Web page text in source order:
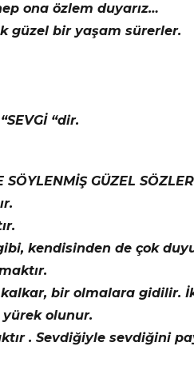
ona özlem duyarız…
güzel bir yaşam sürerler.
“dir.
SÖYLENMİŞ GÜZEL
kendisinden de çok
bir olmalara gidilir.
olunur.
. Sevdiğiyle sevdiğini